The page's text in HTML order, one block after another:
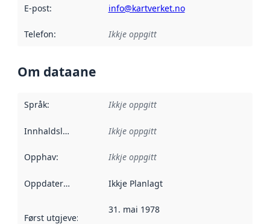
E-post: info@kartverket.no
Telefon: Ikkje oppgitt
Om dataane
Språk: Ikkje oppgitt
Innhaldsleverandørar :
Ikkje oppgitt
Opphav: Ikkje oppgitt
Oppdateringsfrekvens :
Ikkje Planlagt
Først utgjeve:
31. mai 1978